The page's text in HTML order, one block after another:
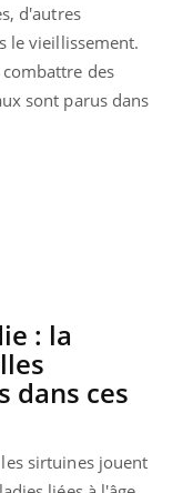
d'autres
le vieillissement.
des
sont parus dans
: la
dans ces
sirtuines jouent